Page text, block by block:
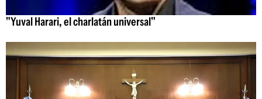
"Yuval Harari, el charlatán universal"